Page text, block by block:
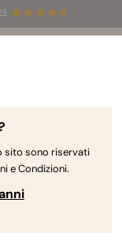
per i
in marijuana e
cannabis
sito sono riservati
e Condizioni.